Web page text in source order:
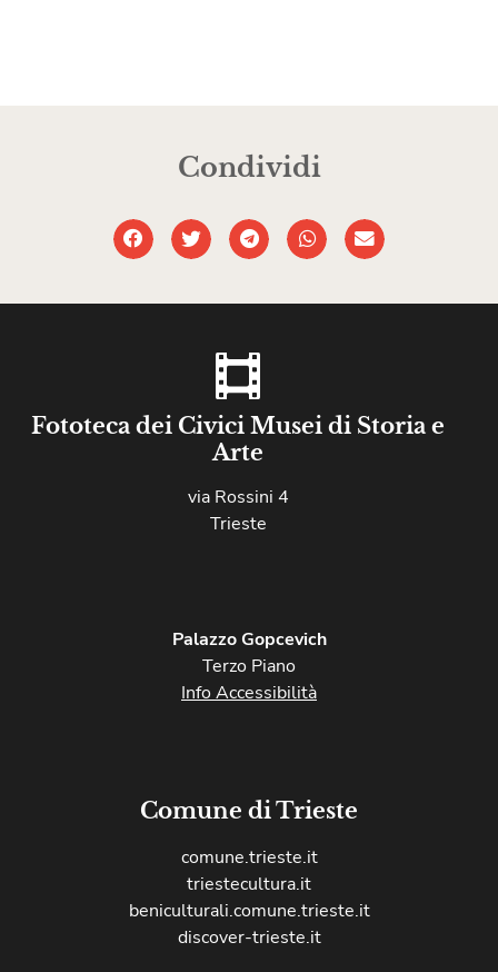
Condividi
Fototeca dei Civici Musei di Storia e
Arte
via Rossini 4
Trieste
Palazzo Gopcevich
Terzo Piano
Info Accessibilità
Comune di Trieste
comune.trieste.it
triestecultura.it
beniculturali.comune.trieste.it
discover-trieste.it